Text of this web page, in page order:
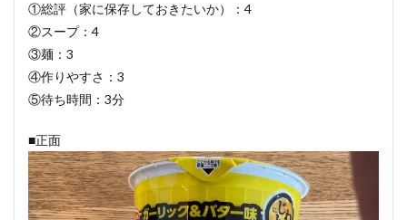
①総評（家に保存しておきたいか）：4
②スープ：4
③麺：3
④作りやすさ：3
⑤待ち時間：3分
■正面